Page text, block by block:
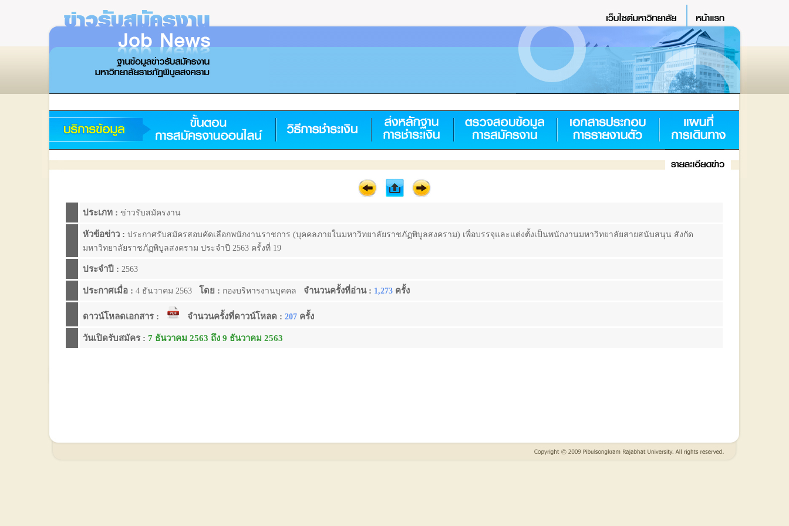
ประเภท : ข่าวรับสมัครงาน
หัวข้อข่าว : ประกาศรับสมัครสอบคัดเลือกพนักงานราชการ (บุคคลภายในมหาวิทยาลัยราชภัฏพิบูลสงคราม) เพื่อบรรจุและแต่งตั้งเป็นพนักงานมหาวิทยาลัยสายสนับสนุน สังกัด
มหาวิทยาลัยราชภัฏพิบูลสงคราม ประจำปี 2563 ครั้งที่ 19
ประจำปี : 2563
ประกาศเมื่อ : 4 ธันวาคม 2563 โดย : กองบริหารงานบุคคล จำนวนครั้งที่อ่าน : 1,273 ครั้ง
ดาวน์โหลดเอกสาร : จำนวนครั้งที่ดาวน์โหลด : 207 ครั้ง
วันเปิดรับสมัคร : 7 ธันวาคม 2563 ถึง 9 ธันวาคม 2563